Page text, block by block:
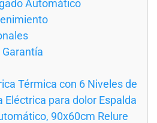
Automático
Térmica con 6 Niveles de
para dolor Espalda
90x60cm Relure